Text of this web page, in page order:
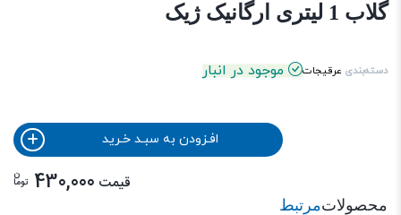
گلاب 1 لیتری ارگانیک ژیک
دسته‌بندی عرقیجات موجود در انبار
افـزودن به سبـد خـرید
قیمت 430,000 توما
ن
محصولاتمرتبط